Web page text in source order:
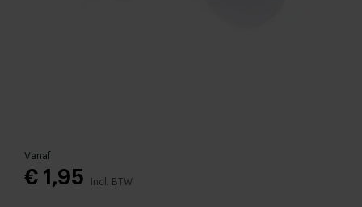
Vanaf
€ 1,95 Incl. BTW